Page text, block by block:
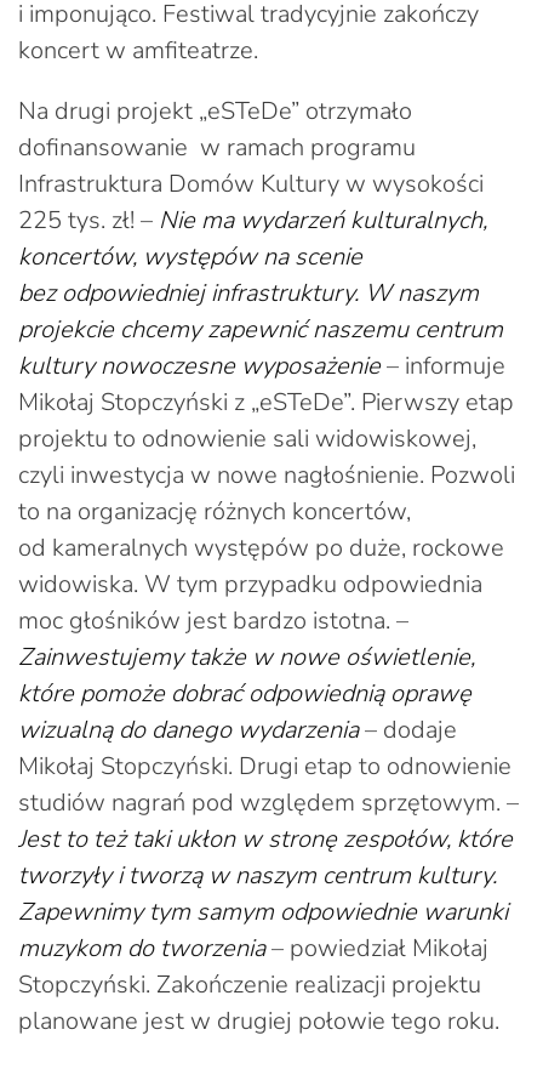
i imponująco. Festiwal tradycyjnie zakończy
koncert w amfiteatrze.
Na drugi projekt „eSTeDe” otrzymało
dofinansowanie w ramach programu
Infrastruktura Domów Kultury w wysokości
225 tys. zł! – Nie ma wydarzeń kulturalnych,
koncertów, występów na scenie
bez odpowiedniej infrastruktury. W naszym
projekcie chcemy zapewnić naszemu centrum
kultury nowoczesne wyposażenie– informuje
Mikołaj Stopczyński z „eSTeDe”. Pierwszy etap
projektu to odnowienie sali widowiskowej,
czyli inwestycja w nowe nagłośnienie. Pozwoli
to na organizację różnych koncertów,
od kameralnych występów po duże, rockowe
widowiska. W tym przypadku odpowiednia
moc głośników jest bardzo istotna. –
Zainwestujemy także w nowe oświetlenie,
które pomoże dobrać odpowiednią oprawę
wizualną do danego wydarzenia– dodaje
Mikołaj Stopczyński. Drugi etap to odnowienie
studiów nagrań pod względem sprzętowym. –
Jest to też taki ukłon w stronę zespołów, które
tworzyły i tworzą w naszym centrum kultury.
Zapewnimy tym samym odpowiednie warunki
muzykom do tworzenia– powiedział Mikołaj
Stopczyński. Zakończenie realizacji projektu
planowane jest w drugiej połowie tego roku.